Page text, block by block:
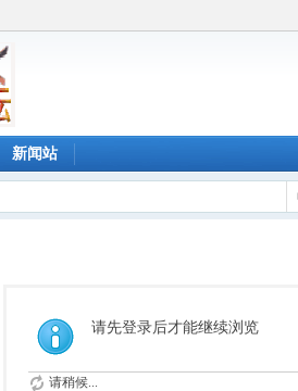
新闻站
请先登录后才能继续浏览
请稍候...